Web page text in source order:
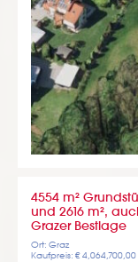
4554 m²
und 2616 m²,
Grazer Bestlage
Ort: Graz
Kaufpreis: € 4,064,700,00